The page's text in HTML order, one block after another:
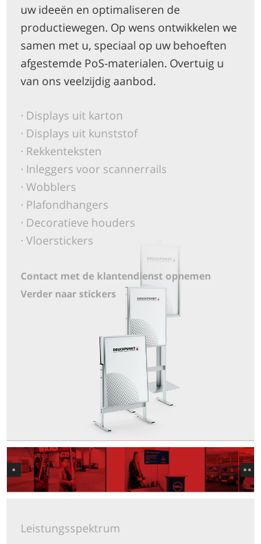
uw ideeën en optimaliseren de
productiewegen. Op wens ontwikkelen we
samen met u, speciaal op uw behoeften
afgestemde PoS-materialen. Overtuig u
van ons veelzijdig aanbod.
· Displays uit karton
· Displays uit kunststof
· Rekkenteksten
· Inleggers voor scannerrails
· Wobblers
· Plafondhangers
· Decoratieve houders
· Vloerstickers
Contact met de klantendienst opnemen
Verder naar stickers
Previous
Leistungsspektrum